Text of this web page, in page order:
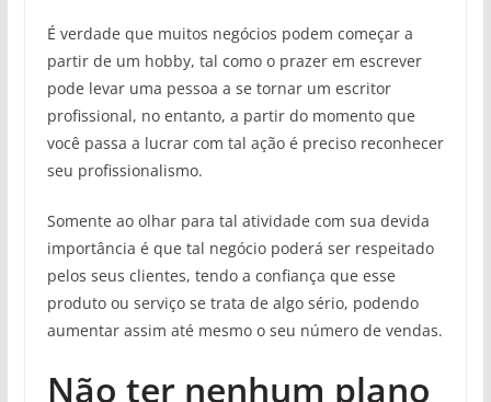
É verdade que muitos negócios podem começar a
partir de um hobby, tal como o prazer em escrever
pode levar uma pessoa a se tornar um escritor
profissional, no entanto, a partir do momento que
você passa a lucrar com tal ação é preciso reconhecer
seu profissionalismo.
Somente ao olhar para tal atividade com sua devida
importância é que tal negócio poderá ser respeitado
pelos seus clientes, tendo a confiança que esse
produto ou serviço se trata de algo sério, podendo
aumentar assim até mesmo o seu número de vendas.
Não ter nenhum plano